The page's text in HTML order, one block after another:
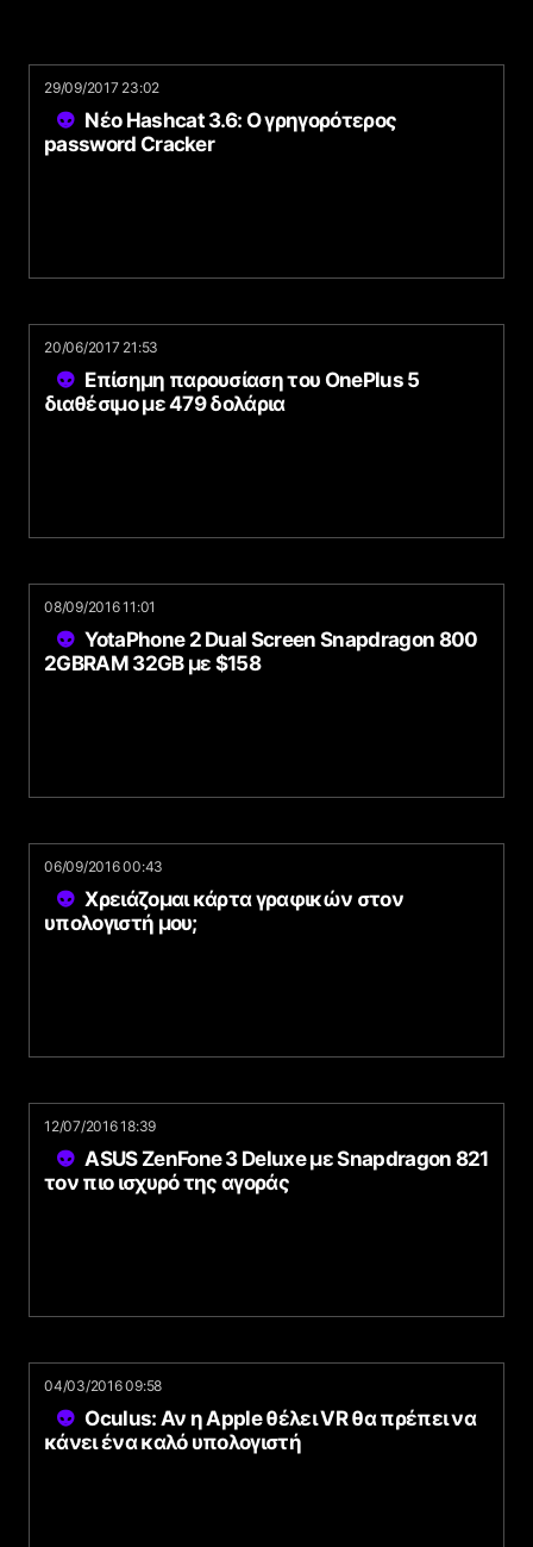
29/09/2017 23:02
Νέο Hashcat 3.6: Ο γρηγορότερος
password Cracker
20/06/2017 21:53
Επίσημη παρουσίαση του OnePlus 5
διαθέσιμο με 479 δολάρια
08/09/2016 11:01
YotaPhone 2 Dual Screen Snapdragon 800
2GBRAM 32GB με $158
06/09/2016 00:43
Χρειάζομαι κάρτα γραφικών στον
υπολογιστή μου;
12/07/2016 18:39
ASUS ZenFone 3 Deluxe με Snapdragon 821
τον πιο ισχυρό της αγοράς
04/03/2016 09:58
Oculus: Αν η Apple θέλει VR θα πρέπει να
κάνει ένα καλό υπολογιστή